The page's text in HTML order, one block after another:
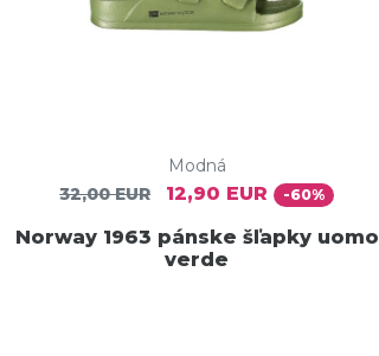
Modná
32,00 EUR
12,90 EUR -60%
Norway 1963 pánske šľapky uomo
verde